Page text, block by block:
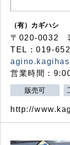
（有）カギハシ
〒020-0032
TEL：019-
営業時間：
販売可
http://